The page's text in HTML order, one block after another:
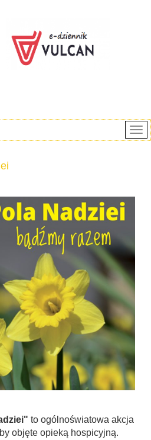
to ogólnoświatowa akcja
objęte opieką hospicyjną.